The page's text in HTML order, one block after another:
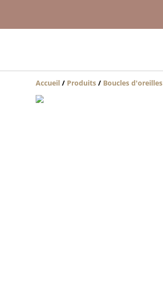
Accueil / Produits / Boucles d'oreilles